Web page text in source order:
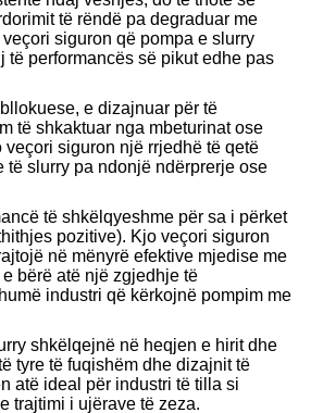
të rëndë pa degraduar me
siguron që pompa e slurry
të performancës së pikut edhe pas
e dizajnuar për të
të shkaktuar nga mbeturinat ose
veçori siguron një rrjedhë të qetë
të slurry pa ndonjë ndërprerje ose
të shkëlqyeshme për sa i përket
pozitive). Kjo veçori siguron
në mënyrë efektive mjedise me
bërë atë një zgjedhje të
industri që kërkojnë pompim me
shkëlqejnë në heqjen e hirit dhe
tyre të fuqishëm dhe dizajnit të
atë ideal për industri të tilla si
trajtimi i ujërave të zeza.